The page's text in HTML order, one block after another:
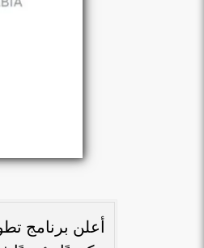
أعلن برنامج